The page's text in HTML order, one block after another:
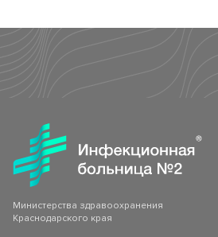
Министерства здравоохранения
Краснодарского края